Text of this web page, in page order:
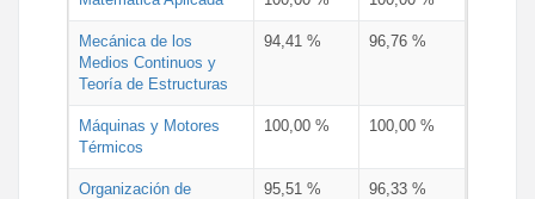
Mecánica de los
Medios Continuos y
Teoría de Estructuras
94,41 % 96,76 %
Máquinas y Motores
Térmicos
100,00 % 100,00 %
Organización de
95,51 % 96,33 %